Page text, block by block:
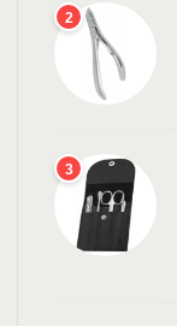
2
3